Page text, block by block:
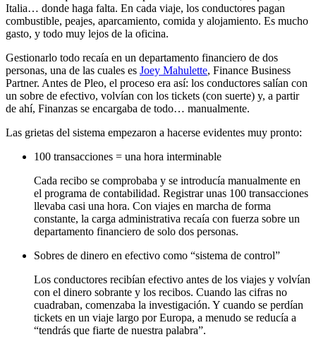
Italia… donde haga falta. En cada viaje, los conductores pagan
combustible, peajes, aparcamiento, comida y alojamiento. Es mucho
gasto, y todo muy lejos de la oficina.
Gestionarlo todo recaía en un departamento financiero de dos
personas, una de las cuales es Joey Mahulette, Finance Business
Partner. Antes de Pleo, el proceso era así: los conductores salían con
un sobre de efectivo, volvían con los tickets (con suerte) y, a partir
de ahí, Finanzas se encargaba de todo… manualmente.
Las grietas del sistema empezaron a hacerse evidentes muy pronto:
100 transacciones = una hora interminable
Cada recibo se comprobaba y se introducía manualmente en
el programa de contabilidad. Registrar unas 100 transacciones
llevaba casi una hora. Con viajes en marcha de forma
constante, la carga administrativa recaía con fuerza sobre un
departamento financiero de solo dos personas.
Sobres de dinero en efectivo como “sistema de control”
Los conductores recibían efectivo antes de los viajes y volvían
con el dinero sobrante y los recibos. Cuando las cifras no
cuadraban, comenzaba la investigación. Y cuando se perdían
tickets en un viaje largo por Europa, a menudo se reducía a
“tendrás que fiarte de nuestra palabra”.